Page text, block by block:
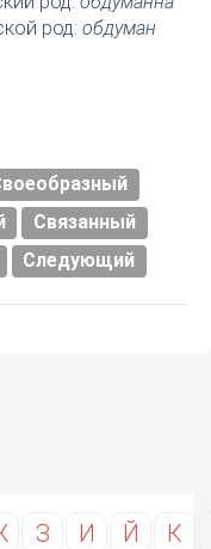
род: обдуман
Связанный
Следующий
З И Й К